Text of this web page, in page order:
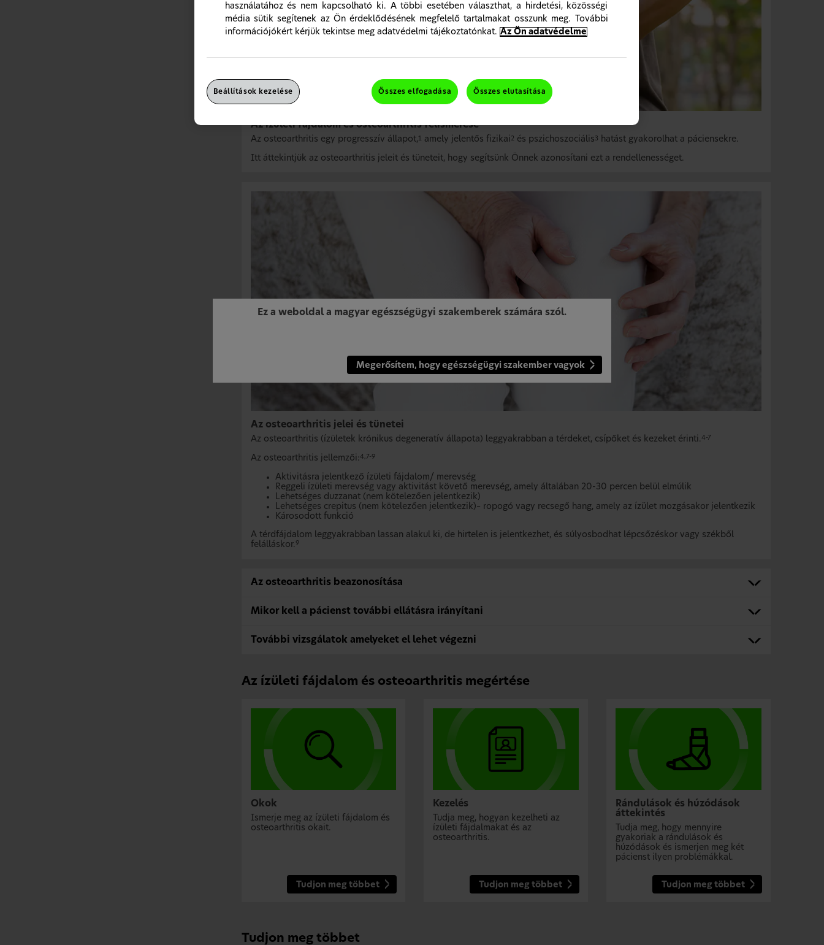
Az ízületi fájdalom és osteoarthritis felismerése
Az osteoarthritis egy progresszív állapot, 1 amely jelentős fizikai 2és pszichoszociális 3 hatást gyakorolhat a páciensekre.
Itt áttekintjük az osteoarthritis jeleit és tüneteit, hogy segítsünk Önnek azonosítani ezt a rendellenességet.
Az osteoarthritis jelei és tünetei
Az osteoarthritis (ízületek krónikus degeneratív állapota) leggyakrabban a térdeket, csípőket és kezeket érinti. 4-7
Az osteoarthritis jellemzői:4,7-9
Aktivitásra jelentkező ízületi fájdalom/ merevség
Reggeli ízületi merevség vagy aktivitást követő merevség, amely általában 20-30 percen belül elmúlik
Lehetséges duzzanat (nem kötelezően jelentkezik)
Lehetséges crepitus (nem kötelezően jelentkezik)– ropogó vagy recsegő hang, amely az ízület mozgásakor jelentkezik
Károsodott funkció
A térdfájdalom leggyakrabban lassan alakul ki, de hirtelen is jelentkezhet, és súlyosbodhat lépcsőzéskor vagy székből
felálláskor. 9
Az osteoarthritis beazonosítása
Mikor kell a pácienst további ellátásra irányítani
További vizsgálatok amelyeket el lehet végezni
Az ízületi fájdalom és osteoarthritis megértése
Okok
Ismerje meg az ízületi fájdalom és
osteoarthritis okait.
Tudjon meg többet
Kezelés
Tudja meg, hogyan kezelheti az
ízületi fájdalmakat és az
osteoarthritis.
Tudjon meg többet
Rándulások és húzódások
áttekintés
Tudja meg, hogy mennyire
gyakoriak a rándulások és
húzódások és ismerjen meg két
pácienst ilyen problémákkal.
Tudjon meg többet
Tudjon meg többet
Ez a weboldal a magyar egészségügyi szakemberek számára szól.
Megerősítem, hogy egészségügyi szakember vagyok
használatához és nem kapcsolható ki. A többi esetében választhat, a hirdetési, közösségi
média sütik segítenek az Ön érdeklődésének megfelelő tartalmakat osszunk meg. További
információjókért kérjük tekintse meg adatvédelmi tájékoztatónkat. Az Ön adatvédelme
Összes elfogadása Összes elutasítása
Beállítások kezelése